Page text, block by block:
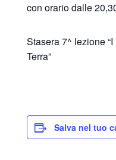
con orario dalle
Stasera 7^ lezione
Terra”
Salva nel tuo